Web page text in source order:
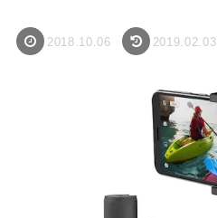
2018.10.06 2019.02.03